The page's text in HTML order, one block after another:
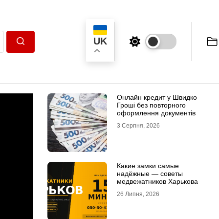
UK
Онлайн кредит у Швидко
Гроші без повторного
оформлення документів
3 Серпня, 2026
Какие замки самые
надёжные — советы
медвежатников Харькова
26 Липня, 2026